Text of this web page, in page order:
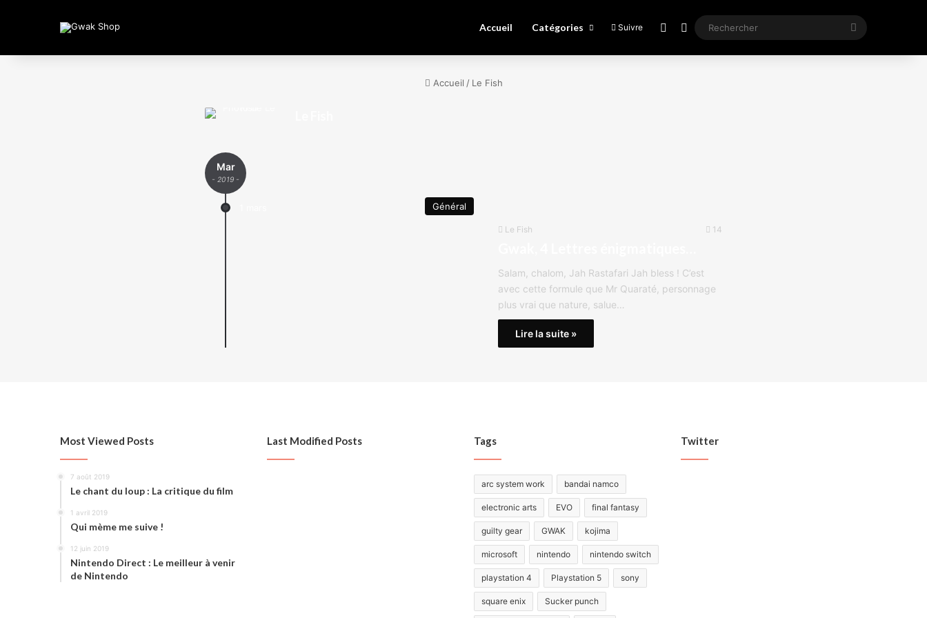
Accueil Catégories Suivre Article Aléatoire
Switch skin Rechercher
Accueil / Le Fish
Mar
- 2019 -
Général
Le Fish 14
Salam, chalom, Jah Rastafari Jah bless ! C’est
avec cette formule que Mr Quaraté, personnage
plus vrai que nature, salue…
Lire la suite »
Most Viewed Posts
7 août 2019
Le chant du loup : La critique du film
1 avril 2019
Qui mème me suive !
12 juin 2019
Nintendo Direct : Le meilleur à venir
de Nintendo
Last Modified Posts Tags
arc system work bandai namco
electronic arts EVO final fantasy
guilty gear GWAK kojima
microsoft nintendo nintendo switch
playstation 4 Playstation 5 sony
square enix Sucker punch
Twitter